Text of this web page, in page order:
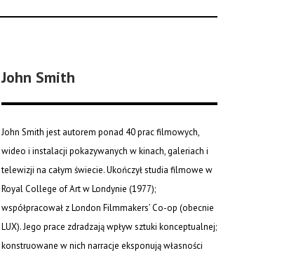
John Smith
John Smith jest autorem ponad 40 prac filmowych,
wideo i instalacji pokazywanych w kinach, galeriach i
telewizji na całym świecie. Ukończył studia filmowe w
Royal College of Art w Londynie (1977);
współpracował z London Filmmakers’ Co-op (obecnie
LUX). Jego prace zdradzają wpływ sztuki konceptualnej;
konstruowane w nich narracje eksponują własności